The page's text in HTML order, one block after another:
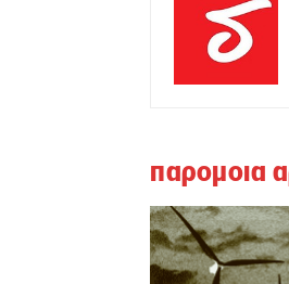
παρομοια